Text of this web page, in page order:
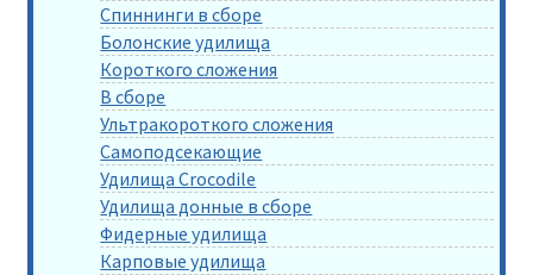
Спиннинги в сборе
Болонские удилища
Короткого сложения
В сборе
Ультракороткого сложения
Самоподсекающие
Удилища Crocodile
Удилища донные в сборе
Фидерные удилища
Карповые удилища